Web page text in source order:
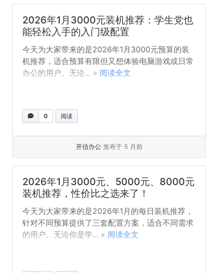
2026年1月3000元装机推荐：学生党也
能轻松入手的入门级配置
今天为大家带来的是2026年1月3000元预算的装
机推荐，适合预算有限但又想体验电脑游戏或日常
办公的用户。无论... » 阅读全文
0 阅读
开信办公 发布于 5 月前
2026年1月3000元、5000元、8000元
装机推荐，性价比之选来了！
今天为大家带来的是2026年1月的每日装机推荐，
针对不同预算提供了三套配置方案，适合不同需求
的用户。无论你是学... » 阅读全文